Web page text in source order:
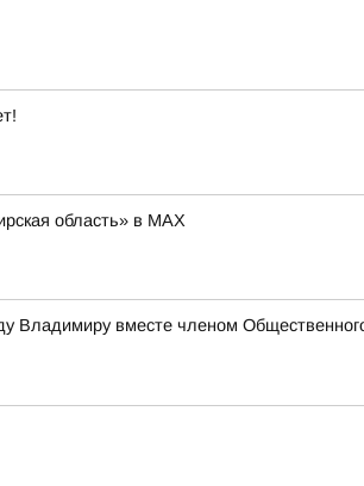
область» в МАХ
Владимиру вместе членом